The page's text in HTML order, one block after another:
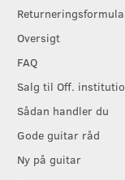
Oversigt
FAQ
Salg til Off.
Sådan handler du
Gode guitar råd
Ny på guitar